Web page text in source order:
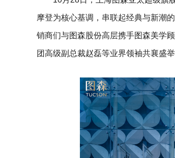
摩登为核心基调，串联起经典与新潮
销商们与图森股份高层携手图森美学
团高级副总裁赵磊等业界领袖共襄盛